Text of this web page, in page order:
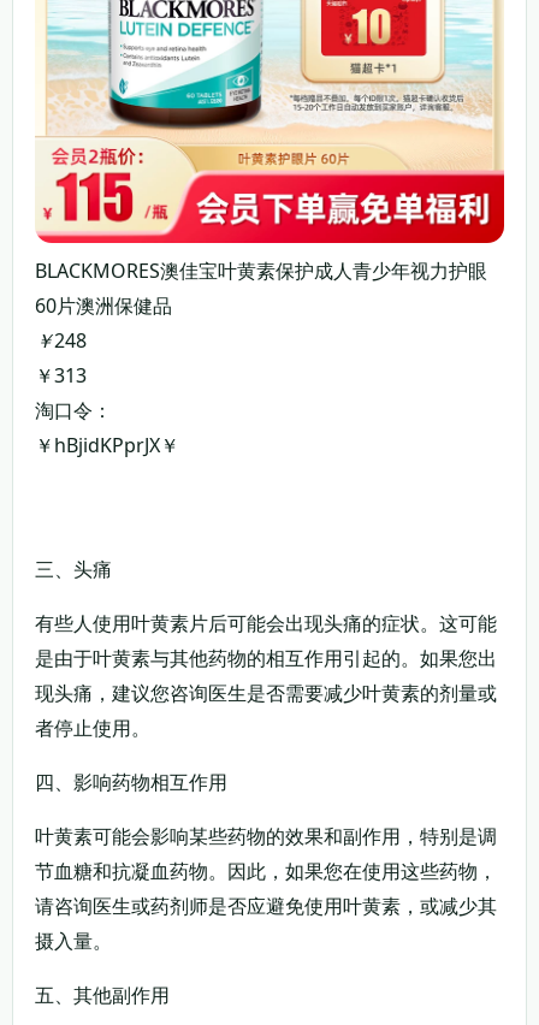
BLACKMORES澳佳宝叶黄素保护成人青少年视力护眼
60片澳洲保健品
￥248
￥313
淘口令：
￥hBjidKPprJX￥
三、头痛
有些人使用叶黄素片后可能会出现头痛的症状。这可能
是由于叶黄素与其他药物的相互作用引起的。如果您出
现头痛，建议您咨询医生是否需要减少叶黄素的剂量或
者停止使用。
四、影响药物相互作用
叶黄素可能会影响某些药物的效果和副作用，特别是调
节血糖和抗凝血药物。因此，如果您在使用这些药物，
请咨询医生或药剂师是否应避免使用叶黄素，或减少其
摄入量。
五、其他副作用